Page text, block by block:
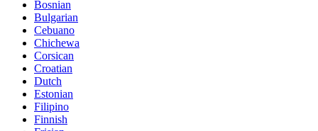
Bosnian
Bulgarian
Cebuano
Chichewa
Corsican
Croatian
Dutch
Estonian
Filipino
Finnish